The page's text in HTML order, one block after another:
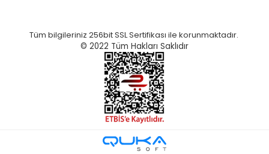
Tüm bilgileriniz 256bit SSL Sertifikası ile korunmaktadır.
© 2022 Tüm Hakları Saklıdır